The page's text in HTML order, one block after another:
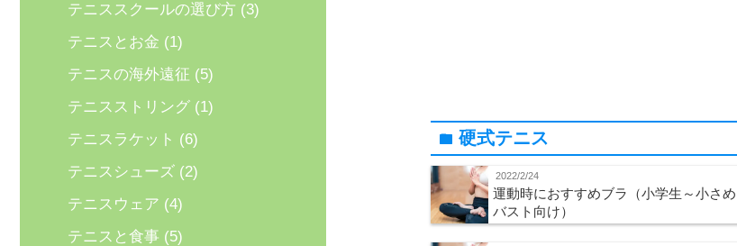
folder 硬式テニス
2022/2/24
運動時におすすめブラ（小学生～小さめ
バスト向け）
テニススクールの選び方 (3)
テニスとお金 (1)
テニスの海外遠征 (5)
テニスストリング(1)
テニスラケット (6)
テニスシューズ(2)
テニスウェア (4)
テニスと食事 (5)